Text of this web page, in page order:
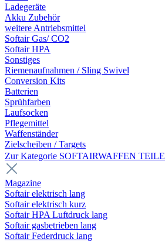
Ladegeräte
Akku Zubehör
weitere Antriebsmittel
Softair Gas/ CO2
Softair HPA
Sonstiges
Riemenaufnahmen / Sling Swivel
Conversion Kits
Batterien
Sprühfarben
Laufsocken
Pflegemittel
Waffenständer
Zielscheiben / Targets
Zur Kategorie SOFTAIRWAFFEN TEILE
Magazine
Softair elektrisch lang
Softair elektrisch kurz
Softair HPA Luftdruck lang
Softair gasbetrieben lang
Softair Federdruck lang